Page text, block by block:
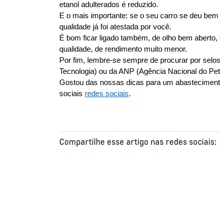
etanol adulterados é reduzido.
E o mais importante: se o seu carro se deu
qualidade já foi atestada por você.
É bom ficar ligado também, de olho bem
qualidade, de rendimento muito menor.
Por fim, lembre-se sempre de procurar por
Tecnologia) ou da ANP (Agência Nacional do
Gostou das nossas dicas para um
sociais redes sociais.
Compartilhe esse artigo nas redes sociais: